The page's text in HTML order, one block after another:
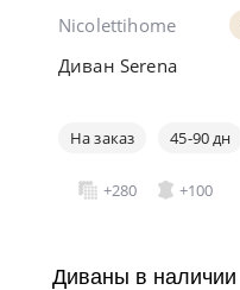
Nicolettihome
Диван Serena
На заказ 45-90 дн
+280 +100
Диваны в наличии